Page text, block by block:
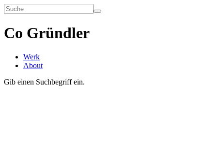
Co Gründler
Werk
About
Gib einen Suchbegriff ein.